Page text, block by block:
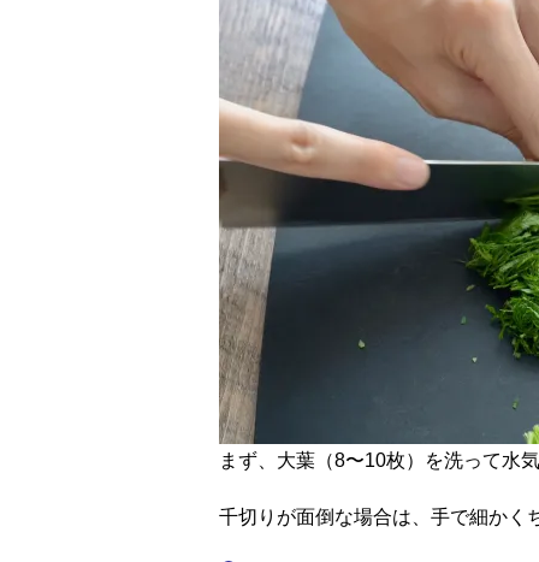
まず、大葉（8〜10枚）を洗って水
千切りが面倒な場合は、手で細かく